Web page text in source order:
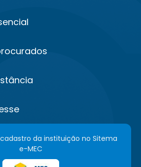
da instituição no Sitema
e-MEC